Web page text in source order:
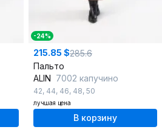
-24%
215.85 $285.6
Пальто
ALIN 7002 капучино
42, 44, 46, 48, 50
лучшая цена
В корзину